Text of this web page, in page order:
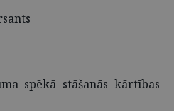
spēkā stāšanās kārtības